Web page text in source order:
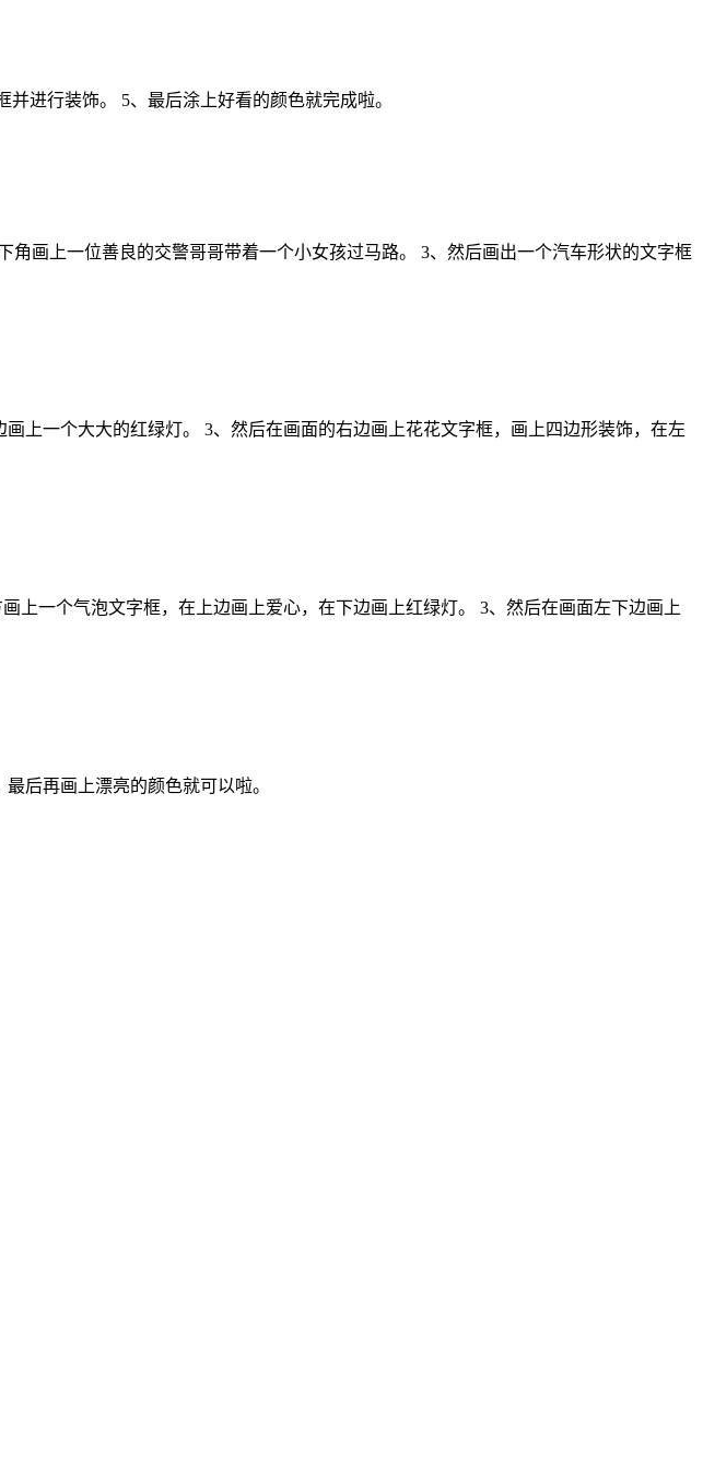
进行装饰。 5、最后涂上好看的颜色就完成啦。
画上一位善良的交警哥哥带着一个小女孩过马路。 3、然后画出一个汽车形状的文字框
上一个大大的红绿灯。 3、然后在画面的右边画上花花文字框，画上四边形装饰，在左
一个气泡文字框，在上边画上爱心，在下边画上红绿灯。 3、然后在画面左下边画上
后再画上漂亮的颜色就可以啦。